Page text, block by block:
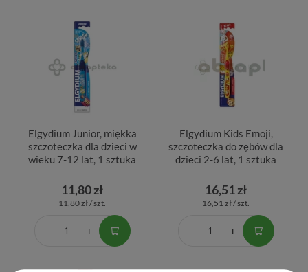
Elgydium Junior, miękka
szczoteczka dla dzieci w
wieku 7-12 lat, 1 sztuka
11,80 zł
11,80 zł / szt.
Elgydium Kids Emoji,
szczoteczka do zębów dla
dzieci 2-6 lat, 1 sztuka
16,51 zł
16,51 zł / szt.